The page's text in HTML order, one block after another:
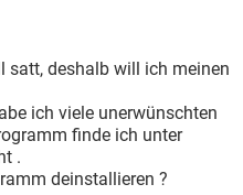
INSTAGRAM
TIKTOK
HARDWARE
satt, deshalb will ich meinen
ich viele unerwünschten
finde ich unter
.
deinstallieren ?